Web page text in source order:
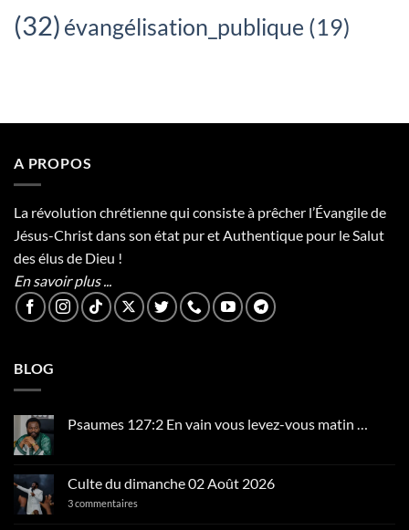
(32) évangélisation_publique (19)
A PROPOS
La révolution chrétienne qui consiste à prêcher l’Évangile de
Jésus-Christ dans son état pur et Authentique pour le Salut
des élus de Dieu !
En savoir plus ...
BLOG
Psaumes 127:2 En vain vous levez-vous matin …
Psaumes
127:2
En
Culte du dimanche 02 Août 2026
3 commentairessur